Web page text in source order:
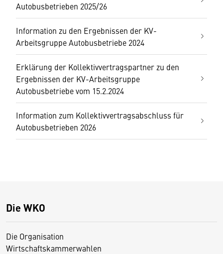
Autobusbetrieben 2025/26
Information zu den Ergebnissen der KV-
Arbeitsgruppe Autobusbetriebe 2024
Erklärung der Kollektivvertragspartner zu den
Ergebnissen der KV-Arbeitsgruppe
Autobusbetriebe vom 15.2.2024
Information zum Kollektivvertragsabschluss für
Autobusbetrieben 2026
Die WKO
Die Organisation
Wirtschaftskammerwahlen